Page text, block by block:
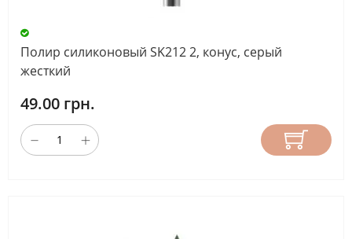
Полир силиконовый SK212 2, конус, серый
жесткий
49.00 грн.